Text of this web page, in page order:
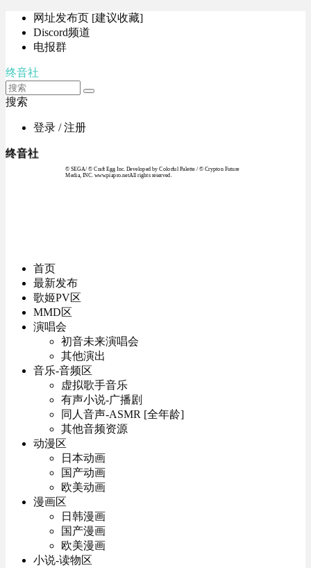
网址发布页 [建议收藏]
Discord频道
电报群
终音社
搜索
登录 / 注册
终音社
© SEGA / © Craft Egg Inc. Developed by Colorful Palette / © Crypton Future
Media, INC. www.piapro.netAll rights reserved.
首页
最新发布
歌姬PV区
MMD区
演唱会
初音未来演唱会
其他演出
音乐-音频区
虚拟歌手音乐
有声小说-广播剧
同人音声-ASMR [全年龄]
其他音频资源
动漫区
日本动画
国产动画
欧美动画
漫画区
日韩漫画
国产漫画
欧美漫画
小说-读物区